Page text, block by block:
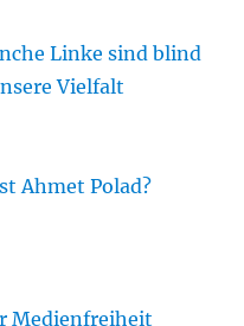
Linke sind blind
Vielfalt
Ahmet Polad?
Medienfreiheit